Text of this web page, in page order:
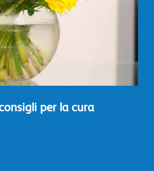
per la cura